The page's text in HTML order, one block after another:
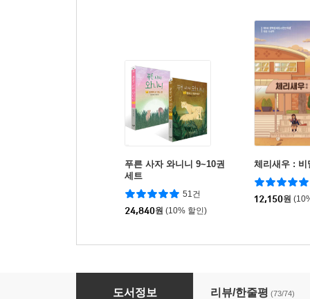
푸른 사자 와니니 9~10권
세트
51건
24,840원 (10% 할인)
체리새우 : 비
12,150원
시간가게
도서정보 리뷰/한줄평 (73/74)